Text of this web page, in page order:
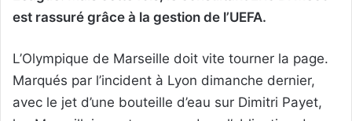
est rassuré grâce à la gestion de l’UEFA.
L’Olympique de Marseille doit vite tourner la page.
Marqués par l’incident à Lyon dimanche dernier,
avec le jet d’une bouteille d’eau sur Dimitri Payet,